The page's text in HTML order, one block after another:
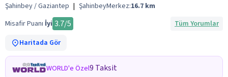
Şahinbey / Gaziantep | ŞahinbeyMerkez:16.7 km
Misafir Puanı İyi 3.7/5
Tüm Yorumlar
Haritada Gör
WORLD'e Özel9 Taksit